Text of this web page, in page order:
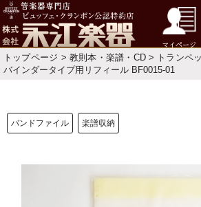
マイページ
トップページ > 教則本・楽譜・CD> トランペ
バインダータイプ用リフィール BF0015-01
バンドファイル 楽譜収納
新規会員登録 ログイ
ご利用ガイド サポー
よくあるご質問 会社紹介